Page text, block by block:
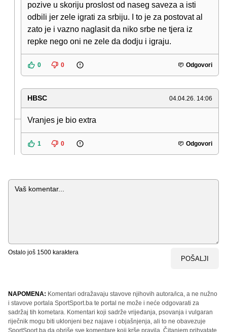
pozive u skoriju proslost od naseg saveza a isti
odbili jer zele igrati za srbiju. I to je za postovat al
zato je i vazno naglasit da niko srbe ne tjera iz
repke nego oni ne zele da dodju i igraju.
0 0 Odgovori
HBSC 04.04.26. 14:06
Vranjes je bio extra
1 0 Odgovori
Komentar
Ostalo još 1500 karaktera
POŠALJI
NAPOMENA: Komentari odražavaju stavove njihovih autora/ica, a ne nužno
i stavove portala SportSport.ba te portal ne može i neće odgovarati za
sadržaj tih kometara. Komentari koji sadrže vrijeđanja, psovanja i vulgaran
riječnik mogu biti uklonjeni bez najave i objašnjenja, ali to ne obavezuje
SportSport.ba da obriše sve komentare koji krše pravila. Čitanjem prihvatate